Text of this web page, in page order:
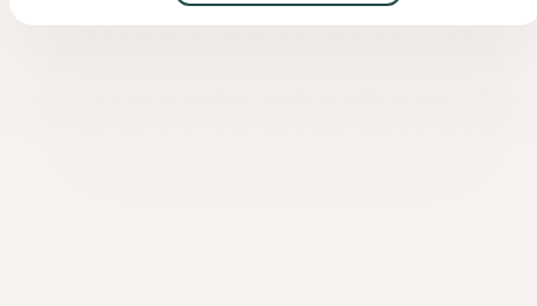
atteint de handicap